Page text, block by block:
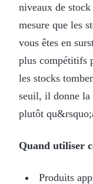
niveaux de
mesure que les
vous êtes en
plus compétitifs
les stocks
seuil, il donne
plutôt
Quand utiliser
Produits